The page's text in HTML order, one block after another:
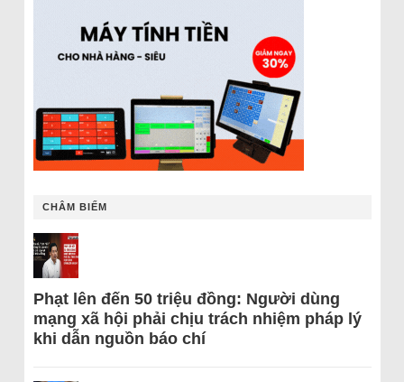
CHÂM BIẾM
Phạt lên đến 50 triệu đồng: Người dùng
mạng xã hội phải chịu trách nhiệm pháp lý
khi dẫn nguồn báo chí